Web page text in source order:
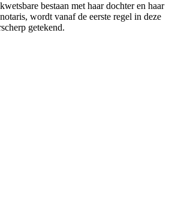
bestaan met haar dochter en haar
wordt vanaf de eerste regel in deze
getekend.